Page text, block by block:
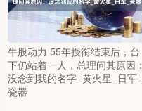
牛股动力 55年授衔结束后，台
下仍站着一人，总理问其原因：
没念到我的名字_黄火星_日军_
瓷器